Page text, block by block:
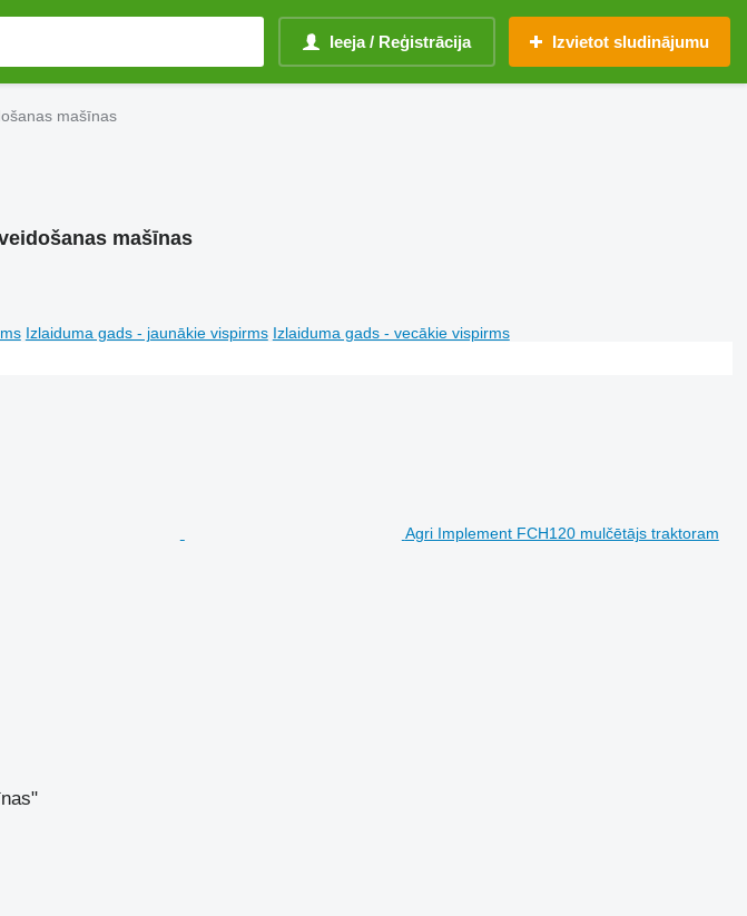
Ieeja / Reģistrācija Izvietot sludinājumu
mašīnas
mašīnas
Izlaiduma gads - jaunākie vispirms Izlaiduma gads - vecākie vispirms
Agri Implement FCH120 mulčētājs traktoram